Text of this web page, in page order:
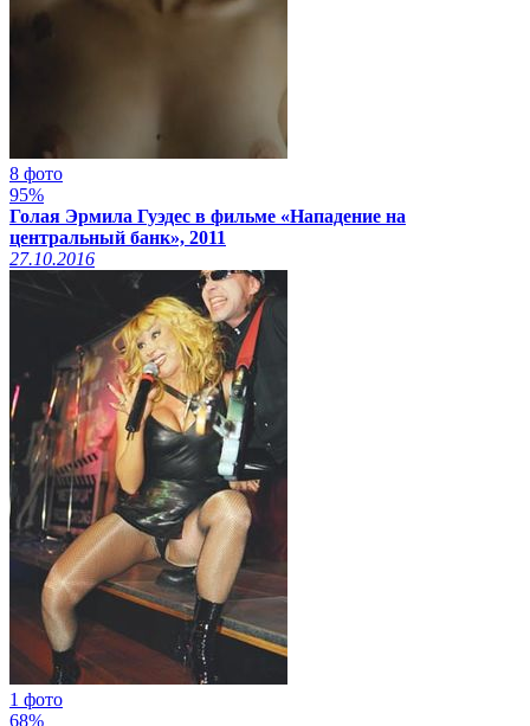
8 фото
95%
Голая Эрмила Гуэдес в фильме «Нападение на
центральный банк», 2011
27.10.2016
1 фото
68%